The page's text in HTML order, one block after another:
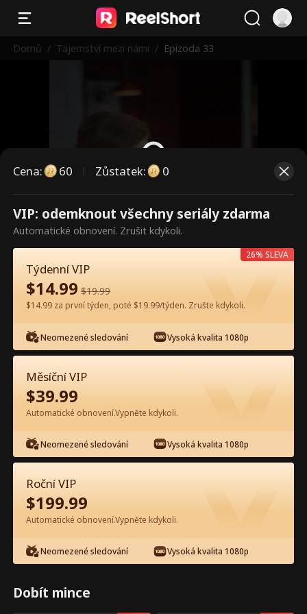
Domů / Tajemství mezi námi / Epizoda 33
Toto jsou placené epizody.
Odemkněte pro sledování.
60
Sledujte zdarma v aplikaci
Epizoda 33 - Tajemství mezi námi
Celý film
1-50
33 34 35 36 37
Cena: 60 Zůstatek: 0
VIP: odemknout všechny seriály zdarma
Automatické obnovení. Zrušit kdykoli.
Týdenní VIP
$14.99 $19.99
$14.99 za první týden, poté $19.99/týden. Zrušte kdykoli.
Neomezené sledování Vysoká kvalita 1080p
26% SLEVA
Měsíční VIP
$39.99
Automatické obnovení.Vypněte kdykoli.
Neomezené sledování Vysoká kvalita 1080p
Roční VIP
$199.99
Automatické obnovení.Vypněte kdykoli.
Neomezené sledování Vysoká kvalita 1080p
Dobít mince